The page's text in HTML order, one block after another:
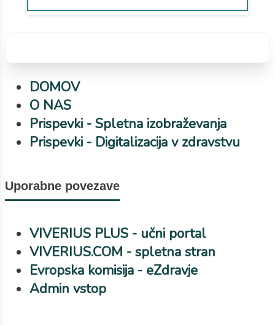
DOMOV
O NAS
Prispevki - Spletna izobraževanja
Prispevki - Digitalizacija v zdravstvu
Uporabne povezave
VIVERIUS PLUS - učni portal
VIVERIUS.COM - spletna stran
Evropska komisija - eZdravje
Admin vstop